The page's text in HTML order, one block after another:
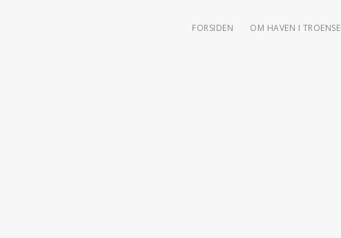
FORSIDEN OM HAVEN I TROENSE